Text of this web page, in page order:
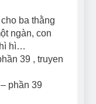
ba thằng
ngàn, con
hì…
phần 39